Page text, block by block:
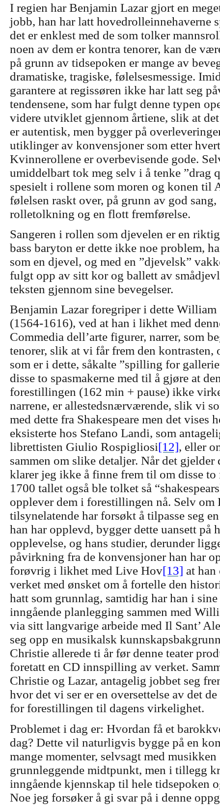
I regien har Benjamin Lazar gjort en
jobb, han har latt hovedrolleinnehaverne
det er enklest med de som tolker
noen av dem er kontra tenorer, kan de
på grunn av tidsepoken er mange av
dramatiske, tragiske, følelsesmessige.
garantere at regissøren ikke har latt seg
tendensene, som har fulgt denne typen
videre utviklet gjennom årtiene, slik at
er autentisk, men bygger på
utiklinger av konvensjoner som etter
Kvinnerollene er overbevisende gode.
umiddelbart tok meg selv i å tenke ”drag
spesielt i rollene som moren og konen til
følelsen raskt over, på grunn av god
rolletolkning og en flott fremførelse.
Sangeren i rollen som djevelen er en
bass baryton er dette ikke noe problem,
som en djevel, og med en ”djevelsk”
fulgt opp av sitt kor og ballett av
teksten gjennom sine bevegelser.
Benjamin Lazar foregriper i dette William
(1564-1616), ved at han i likhet med
Commedia dell’arte figurer, narrer, som
tenorer, slik at vi får frem den kontrasten,
som er i dette, såkalte ”spilling for
disse to spasmakerne med til å gjøre at
forestillingen (162 min + pause) ikke
narrene, er allestedsnærværende, slik vi
med dette fra Shakespeare men det vises
eksisterte hos Stefano Landi, som
librettisten Giulio Rospigliosi[12], eller
sammen om slike detaljer. Når det gjelder
klarer jeg ikke å finne frem til om disse
1700 tallet også ble tolket så
opplever dem i forestillingen nå. Selv om
tilsynelatende har forsøkt å tilpasse seg
han har opplevd, bygger dette uansett på
opplevelse, og hans studier, derunder
påvirkning fra de konvensjoner han har
forøvrig i likhet med Live Hov[13] at
verket med ønsket om å fortelle den
hatt som grunnlag, samtidig har han i
inngående planlegging sammen med
via sitt langvarige arbeide med Il Sant’
seg opp en musikalsk
Christie allerede ti år før denne teater
foretatt en CD innspilling av verket.
Christie og Lazar, antagelig jobbet seg
hvor det vi ser er en oversettelse av det
for forestillingen til dagens virkelighet.
Problemet i dag er: Hvordan få et
dag? Dette vil naturligvis bygge på en
mange momenter, selvsagt med
grunnleggende midtpunkt, men i tillegg
inngående kjennskap til hele tidsepoken
Noe jeg forsøker å gi svar på i denne